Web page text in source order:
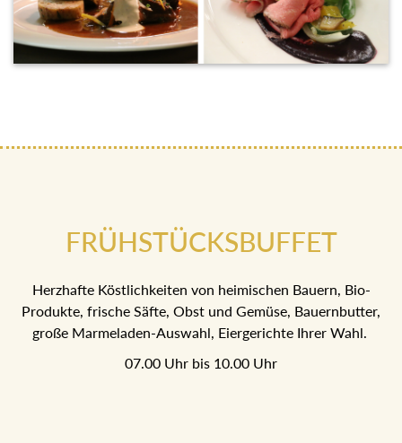
FRÜHSTÜCKSBUFFET
Herzhafte Köstlichkeiten von heimischen Bauern, Bio-
Produkte, frische Säfte, Obst und Gemüse, Bauernbutter,
große Marmeladen-Auswahl, Eiergerichte Ihrer Wahl.
07.00 Uhr bis 10.00 Uhr